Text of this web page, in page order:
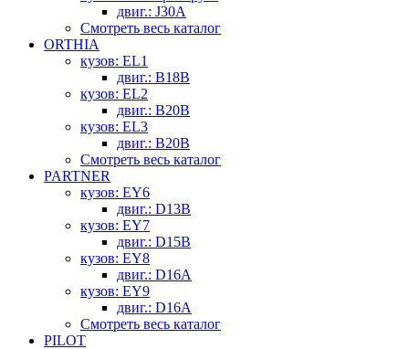
двиг.: J30A
Смотреть весь каталог
ORTHIA
кузов: EL1
двиг.: B18B
кузов: EL2
двиг.: B20B
кузов: EL3
двиг.: B20B
Смотреть весь каталог
PARTNER
кузов: EY6
двиг.: D13B
кузов: EY7
двиг.: D15B
кузов: EY8
двиг.: D16A
кузов: EY9
двиг.: D16A
Смотреть весь каталог
PILOT